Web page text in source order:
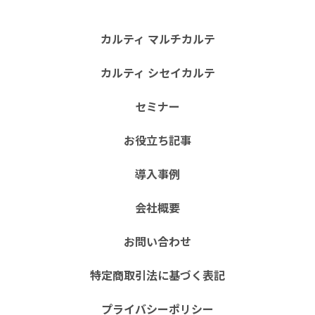
カルティ マルチカルテ
カルティ シセイカルテ
セミナー
お役立ち記事
導入事例
会社概要
お問い合わせ
特定商取引法に基づく表記
プライバシーポリシー